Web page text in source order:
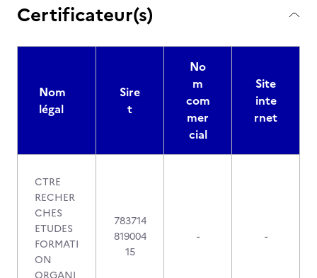
Certificateur(s)
Nom
légal
Sire
t
No
m
com
mer
cial
Site
inte
rnet
CTRE
RECHER
CHES
ETUDES
FORMATI
ON
783714
819004
15
- -